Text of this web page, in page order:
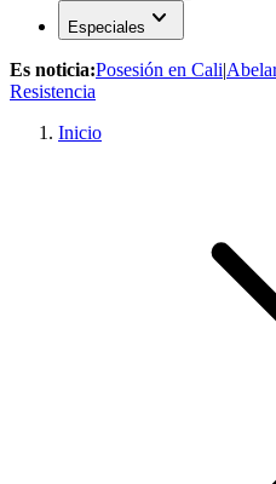
Especiales expand_more
Es noticia:Posesión en Cali|
Resistencia
Inicio